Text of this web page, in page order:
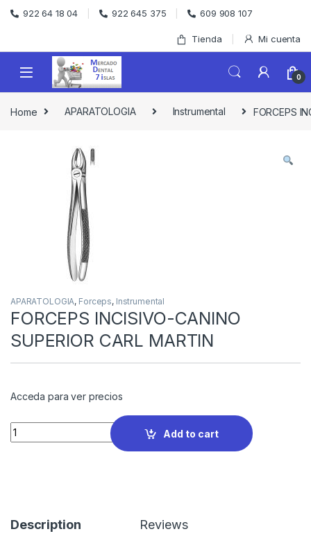
Skip to navigation
Skip to content
922 64 18 04 922 645 375 609 908 107
Tienda Mi cuenta
0
Home APARATOLOGIA Instrumental FORCEPS
APARATOLOGIA, Forceps, Instrumental
FORCEPS INCISIVO-CANINO
SUPERIOR CARL MARTIN
Acceda para ver precios
Quantity
Add to cart
Description Reviews